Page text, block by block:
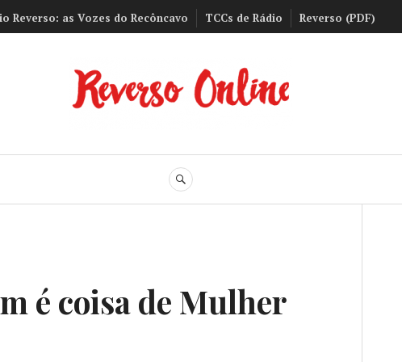
Reverso: as Vozes do Recôncavo TCCs de Rádio Reverso (PDF)
Reverso Online
BUSCA
é coisa de Mulher